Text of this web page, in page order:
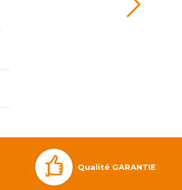
Qualité GARANTIE